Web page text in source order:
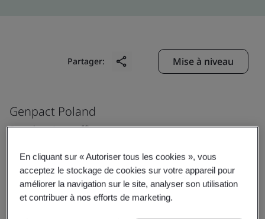
Partager: Mise à niveau
Genpact Poland
Production office
6 Chorzowska Street,
Katowice
Poland
En cliquant sur « Autoriser tous les cookies », vous
acceptez le stockage de cookies sur votre appareil pour
améliorer la navigation sur le site, analyser son utilisation
et contribuer à nos efforts de marketing.